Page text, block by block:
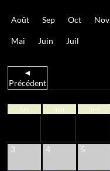
Août Sep Oct Nov
Mai Juin Juil
◄
Précédent
lun mar mer
3 4 5